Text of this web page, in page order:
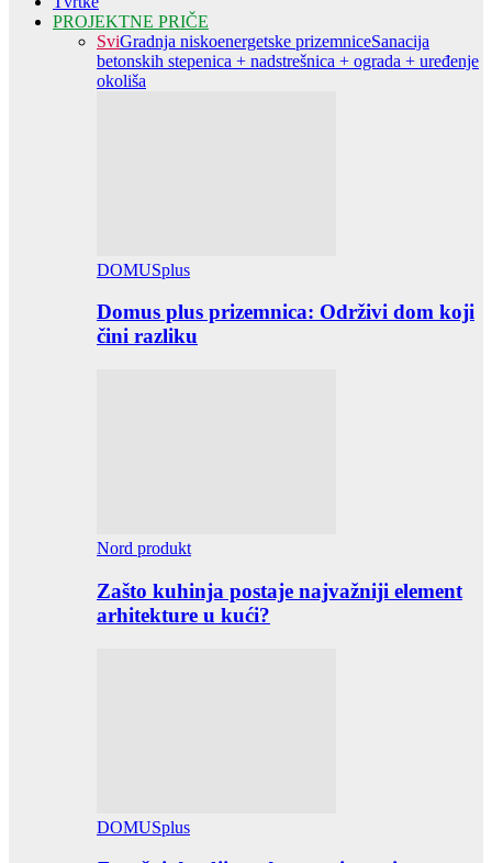
PROJEKTNE PRIČE
SviGradnja niskoenergetske prizemniceSanacija
betonskih stepenica + nadstrešnica + ograda + uređenje
okoliša
DOMUSplus
Domus plus prizemnica: Održivi dom koji
čini razliku
Nord produkt
Zašto kuhinja postaje najvažniji element
arhitekture u kući?
DOMUSplus